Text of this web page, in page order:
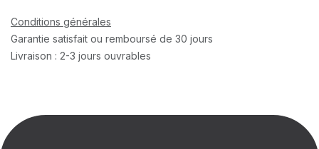
Conditions générales
Garantie satisfait ou remboursé de 30 jours
Livraison : 2-3 jours ouvrables